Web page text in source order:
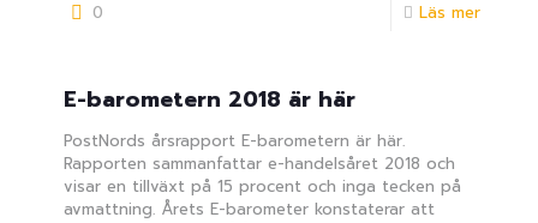
0 Läs mer
E-barometern 2018 är här
PostNords årsrapport E-barometern är här.
Rapporten sammanfattar e-handelsåret 2018 och
visar en tillväxt på 15 procent och inga tecken på
avmattning. Årets E-barometer konstaterar att